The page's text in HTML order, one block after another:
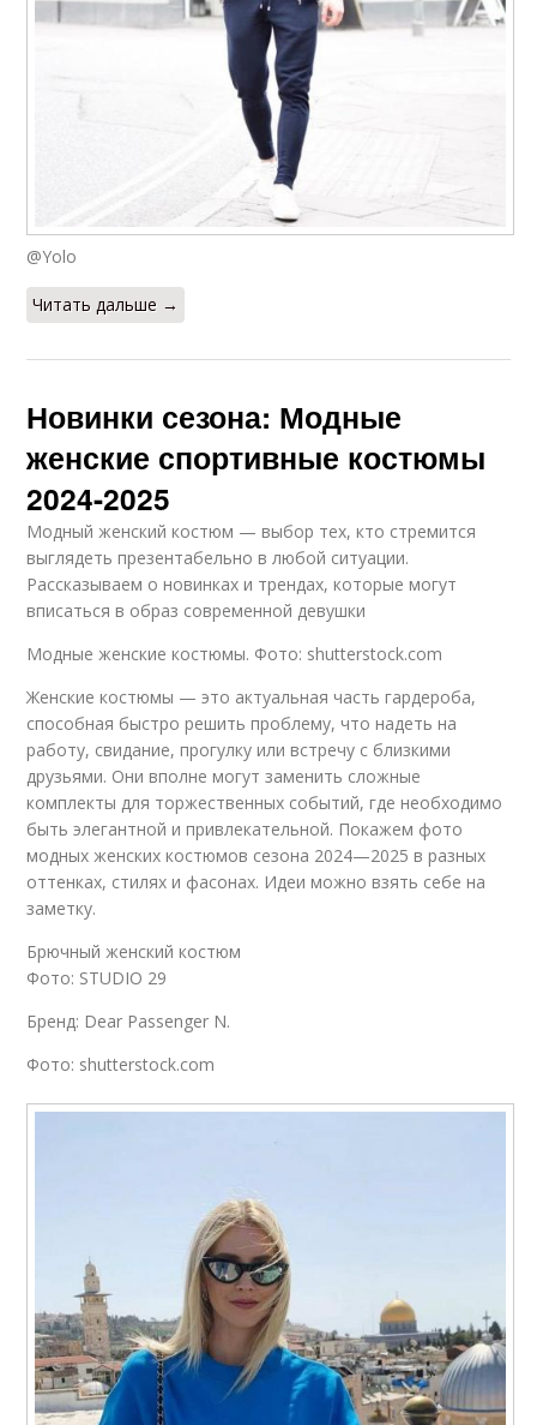
@Yolo
Читать дальше →
Новинки сезона: Модные
женские спортивные костюмы
2024-2025
Модный женский костюм — выбор тех, кто стремится
выглядеть презентабельно в любой ситуации.
Рассказываем о новинках и трендах, которые могут
вписаться в образ современной девушки
Модные женские костюмы. Фото: shutterstock.com
Женские костюмы — это актуальная часть гардероба,
способная быстро решить проблему, что надеть на
работу, свидание, прогулку или встречу с близкими
друзьями. Они вполне могут заменить сложные
комплекты для торжественных событий, где необходимо
быть элегантной и привлекательной. Покажем фото
модных женских костюмов сезона 2024—2025 в разных
оттенках, стилях и фасонах. Идеи можно взять себе на
заметку.
Брючный женский костюм
Фото: STUDIO 29
Бренд: Dear Passenger N.
Фото: shutterstock.com